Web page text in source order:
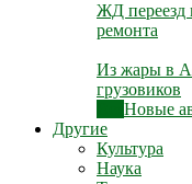
ЖД переезд
ремонта
Из жары в
грузовиков
Новые
Другие
Культура
Наука